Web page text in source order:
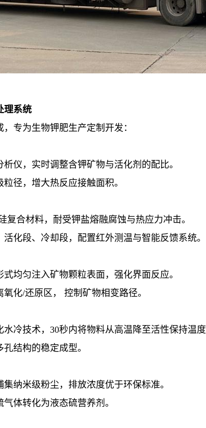
理系统
专为生物钾肥生产定制开发：
仪，实时调整含钾矿物与活化剂的配比。
径，增大热反应接触面积。
复合材料，耐受钾盐熔融腐蚀与热应力冲击。
活化段、冷却段，配置红外测温与智能反馈系统。
均匀注入矿物颗粒表面，强化界面反应。
化/还原区， 控制矿物相变路径。
冷技术，30秒内将物料从高温降至活性保持温度
结构的稳定成型。
纳米级粉尘，排放浓度优于环保标准。
体转化为液态硫营养剂。